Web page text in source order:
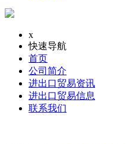
x
快速导航
首页
公司简介
进出口贸易资讯
进出口贸易信息
联系我们